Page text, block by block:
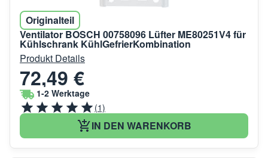
Originalteil
Ventilator BOSCH 00758096 Lüfter ME80251V4 für
Kühlschrank KühlGefrierKombination
Produkt Details
72,49 €
1-2 Werktage
(1)
IN DEN WARENKORB